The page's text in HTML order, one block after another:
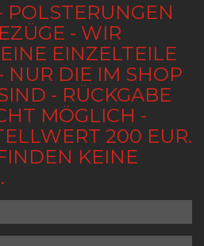
POLSTERUNGEN
- WIR
EINZELTEILE
NUR DIE IM SHOP
- RÜCKGABE
MÖGLICH -
200 EUR.
KEINE